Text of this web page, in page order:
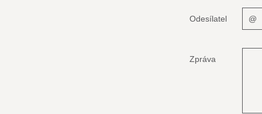
Odesílatel
Zpráva